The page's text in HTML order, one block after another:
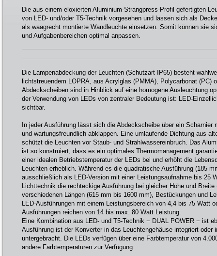
Die aus einem eloxierten Aluminium-Strangpress-Profil gefertigten
von LED- und/oder T5-Technik vorgesehen und lassen sich als
als waagrecht montierte Wandleuchte einsetzen. Somit können sie
und Aufgabenbereichen optimal anpassen.
Die Lampenabdeckung der Leuchten (Schutzart IP65) besteht
lichtstreuendem LOPRA, aus Acrylglas (PMMA), Polycarbonat (PC)
Abdeckscheiben sind in Hinblick auf eine homogene Ausleuchtung
der Verwendung von LEDs von zentraler Bedeutung ist: LED-
sichtbar.
In jeder Ausführung lässt sich die Abdeckscheibe über ein
und wartungsfreundlich abklappen. Eine umlaufende Dichtung aus
schützt die Leuchten vor Staub- und Strahlwassereinbruch. Das
ist so konstruiert, dass es ein optimales Thermomanagement
einer idealen Betriebstemperatur der LEDs bei und erhöht die
Leuchten erheblich. Während es die quadratische Ausführung (185
ausschließlich als LED-Version mit einer Leistungsaufnahme bis 25
Lichttechnik die rechteckige Ausführung bei gleicher Höhe und
verschiedenen Längen (615 mm bis 1600 mm), Bestückungen und
LED-Ausführungen mit einem Leistungsbereich von 4,4 bis 75 Watt
Ausführungen reichen von 14 bis max. 80 Watt Leistung.
Eine Kombination aus LED- und T5-Technik − DUAL POWER − ist
Ausführung ist der Konverter in das Leuchtengehäuse integriert oder
untergebracht. Die LEDs verfügen über eine Farbtemperatur von
andere Farbtemperaturen zur Verfügung.